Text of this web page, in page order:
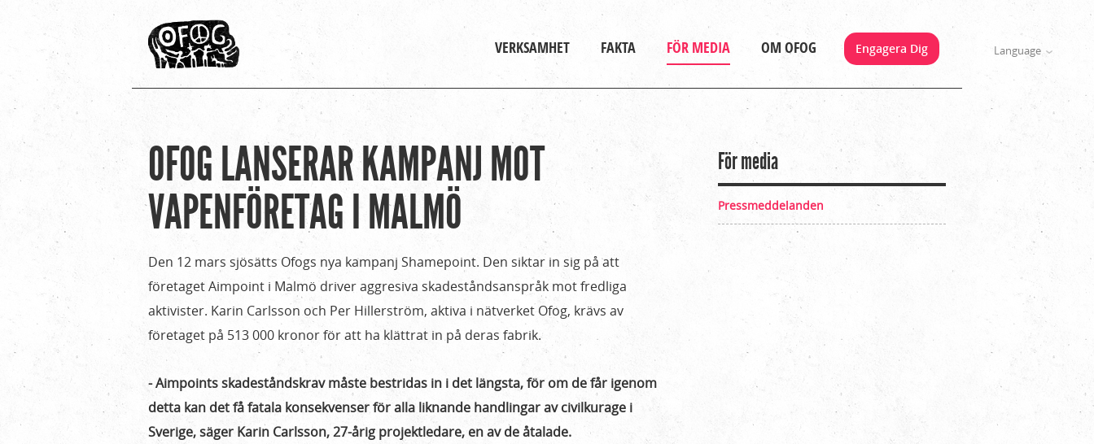
Gå till huvudinnehåll
Language
Huvudmeny
VERKSAMHET FAKTA FÖR MEDIA OM OFOG Engagera Dig
Du
är
här
Hem
För
media
Pressmeddelanden
lanserar
mot
OFOG LANSERAR KAMPANJ MOT
VAPENFÖRETAG I MALMÖ
Den 12 mars sjösätts Ofogs nya kampanj Shamepoint. Den siktar in sig på att
företaget Aimpoint i Malmö driver aggresiva skadeståndsanspråk mot fredliga
aktivister. Karin Carlsson och Per Hillerström, aktiva i nätverket Ofog, krävs av
företaget på 513 000 kronor för att ha klättrat in på deras fabrik.
- Aimpoints skadeståndskrav måste bestridas in i det längsta, för om de får igenom
detta kan det få fatala konsekvenser för alla liknande handlingar av civilkurage i
Sverige, säger Karin Carlsson, 27-årig projektledare, en av de åtalade.
För media
Pressmeddelanden